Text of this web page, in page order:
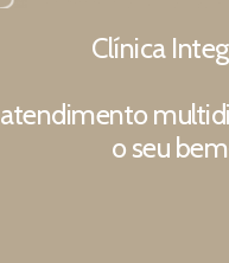
Clínica
atendimento
o seu